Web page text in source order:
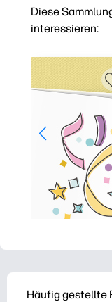
Diese
interessieren:
Häufig gestellte